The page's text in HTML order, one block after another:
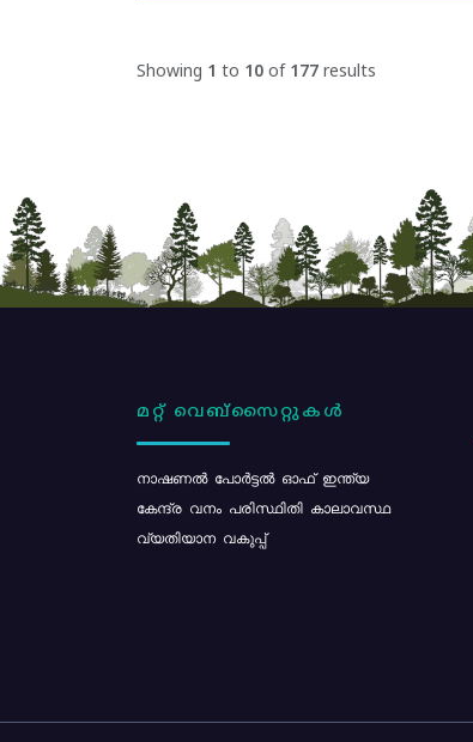
Showing 1 to 10 of 177 results
മറ്റ് വെബ്സൈറ്റുകൾ
നാഷണൽ പോർട്ടൽ ഓഫ് ഇന്ത്യ
കേന്ദ്ര വനം പരിസ്ഥിതി കാലാവസ്ഥ
വ്യതിയാന വകുപ്പ്